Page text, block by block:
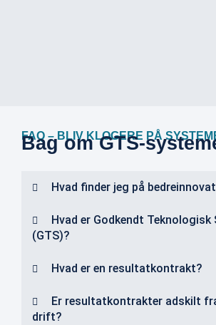
FAQ – BLIV KLOGERE PÅ
Bag om GTS-
Hvad finder jeg på
Hvad er Godkendt Teknologisk
(GTS)?
Hvad er en resultatkontrakt?
Er resultatkontrakter adskilt
drift?